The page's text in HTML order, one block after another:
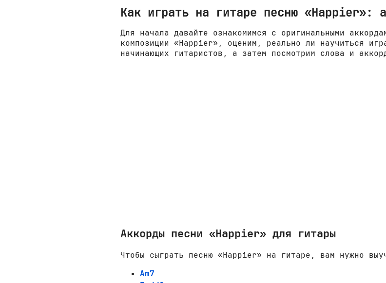
Как играть на гитаре песню «Happier»:
Для начала давайте ознакомимся с оригинальными
композиции «Happier», оценим, реально ли научиться
начинающих гитаристов, а затем посмотрим слова и
Аккорды песни «Happier» для гитары
Чтобы сыграть песню «Happier» на гитаре, вам нужно
Am7